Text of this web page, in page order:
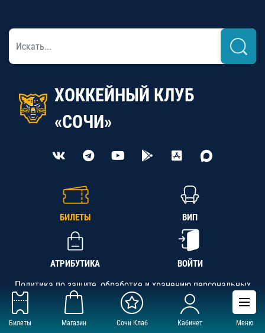
Билеты Магазин Сочи Клаб Кабинет Меню
ХОККЕЙНЫЙ КЛУБ
«СОЧИ»
БИЛЕТЫ ВИП
АТРИБУТИКА ВОЙТИ
Политика по защите, обработке и хранению персональных
данных
АНО «СК «Кубань-Регион», ОГРН 1142300002349,